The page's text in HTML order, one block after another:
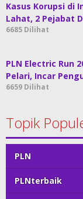
Kasus Korupsi di
Lahat, 2 Pejabat
6685 Dilihat
PLN Electric Run
Pelari, Incar
6659 Dilihat
Topik
PLN
PLNterbaik